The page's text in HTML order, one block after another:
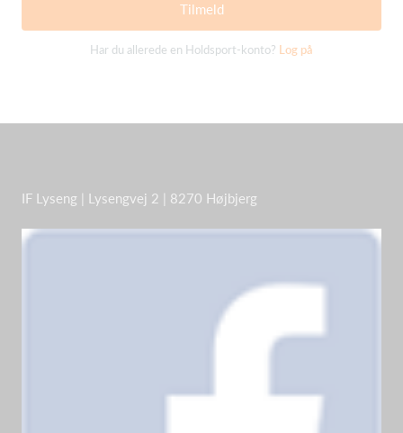
Tilmeld
Har du allerede en Holdsport-konto? Log på
IF Lyseng | Lysengvej 2 | 8270 Højbjerg